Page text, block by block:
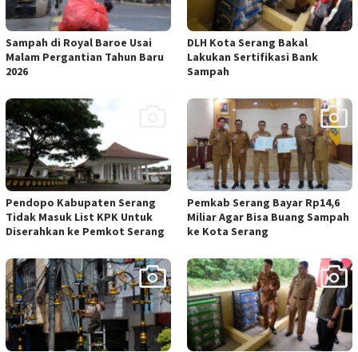
Sampah di Royal Baroe Usai
Malam Pergantian Tahun Baru
2026
DLH Kota Serang Bakal
Lakukan Sertifikasi Bank
Sampah
Pendopo Kabupaten Serang
Tidak Masuk List KPK Untuk
Diserahkan ke Pemkot Serang
Pemkab Serang Bayar Rp14,6
Miliar Agar Bisa Buang Sampah
ke Kota Serang